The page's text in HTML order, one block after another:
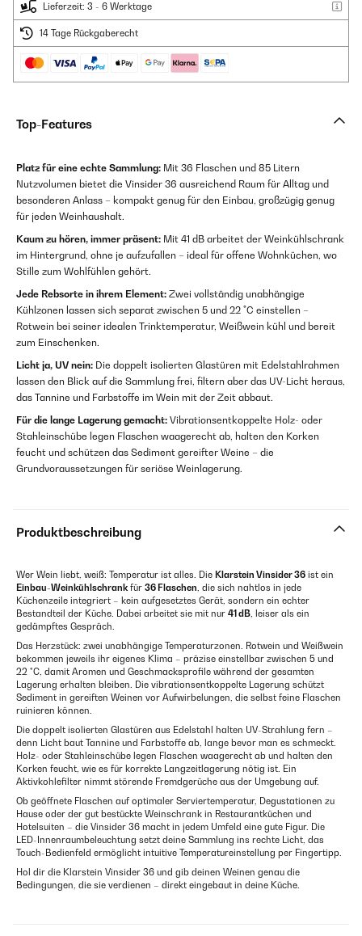
Lieferzeit: 3 - 6 Werktage
14 Tage Rückgaberecht
Top-Features
Platz für eine echte Sammlung: Mit 36 Flaschen und 85 Litern
Nutzvolumen bietet die Vinsider 36 ausreichend Raum für Alltag und
besonderen Anlass – kompakt genug für den Einbau, großzügig genug
für jeden Weinhaushalt.
Kaum zu hören, immer präsent: Mit 41 dB arbeitet der Weinkühlschrank
im Hintergrund, ohne je aufzufallen – ideal für offene Wohnküchen, wo
Stille zum Wohlfühlen gehört.
Jede Rebsorte in ihrem Element: Zwei vollständig unabhängige
Kühlzonen lassen sich separat zwischen 5 und 22 °C einstellen –
Rotwein bei seiner idealen Trinktemperatur, Weißwein kühl und bereit
zum Einschenken.
Licht ja, UV nein: Die doppelt isolierten Glastüren mit Edelstahlrahmen
lassen den Blick auf die Sammlung frei, filtern aber das UV-Licht heraus,
das Tannine und Farbstoffe im Wein mit der Zeit abbaut.
Für die lange Lagerung gemacht: Vibrationsentkoppelte Holz- oder
Stahleinschübe legen Flaschen waagerecht ab, halten den Korken
feucht und schützen das Sediment gereifter Weine – die
Grundvoraussetzungen für seriöse Weinlagerung.
Produktbeschreibung
Wer Wein liebt, weiß: Temperatur ist alles. Die Klarstein Vinsider 36 ist ein
Einbau-Weinkühlschrankfür 36 Flaschen, die sich nahtlos in jede
Küchenzeile integriert – kein aufgesetztes Gerät, sondern ein echter
Bestandteil der Küche. Dabei arbeitet sie mit nur 41 dB, leiser als ein
gedämpftes Gespräch.
Das Herzstück: zwei unabhängige Temperaturzonen. Rotwein und Weißwein
bekommen jeweils ihr eigenes Klima – präzise einstellbar zwischen 5 und
22 °C, damit Aromen und Geschmacksprofile während der gesamten
Lagerung erhalten bleiben. Die vibrationsentkoppelte Lagerung schützt
Sediment in gereiften Weinen vor Aufwirbelungen, die selbst feine Flaschen
ruinieren können.
Die doppelt isolierten Glastüren aus Edelstahl halten UV-Strahlung fern –
denn Licht baut Tannine und Farbstoffe ab, lange bevor man es schmeckt.
Holz- oder Stahleinschübe legen Flaschen waagerecht ab und halten den
Korken feucht, wie es für korrekte Langzeitlagerung nötig ist. Ein
Aktivkohlefilter nimmt störende Fremdgerüche aus der Umgebung auf.
Ob geöffnete Flaschen auf optimaler Serviertemperatur, Degustationen zu
Hause oder der gut bestückte Weinschrank in Restaurantküchen und
Hotelsuiten – die Vinsider 36 macht in jedem Umfeld eine gute Figur. Die
LED-Innenraumbeleuchtung setzt deine Sammlung ins rechte Licht, das
Touch-Bedienfeld ermöglicht intuitive Temperatureinstellung per Fingertipp.
Hol dir die Klarstein Vinsider 36 und gib deinen Weinen genau die
Bedingungen, die sie verdienen – direkt eingebaut in deine Küche.